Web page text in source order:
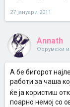
27 јануари 2011
Annath
Форумски
А бе бигорот
работи за чаша
ќе ја користиш
поарно немој со